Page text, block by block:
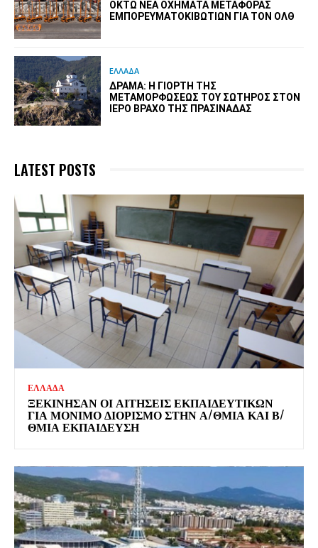
ΟΚΤΏ ΝΈΑ ΟΧΉΜΑΤΑ ΜΕΤΑΦΟΡΆΣ
ΕΜΠΟΡΕΥΜΑΤΟΚΙΒΩΤΊΩΝ ΓΙΑ ΤΟΝ ΟΛΘ
ΕΛΛΑΔΑ
ΔΡΆΜΑ: Η ΓΙΟΡΤΉ ΤΗΣ
ΜΕΤΑΜΟΡΦΏΣΕΩΣ ΤΟΥ ΣΩΤΉΡΟΣ ΣΤΟΝ
ΙΕΡΌ ΒΡΆΧΟ ΤΗΣ ΠΡΑΣΙΝΆΔΑΣ
LATEST POSTS
ΕΛΛΑΔΑ
ΞΕΚΊΝΗΣΑΝ ΟΙ ΑΙΤΉΣΕΙΣ ΕΚΠΑΙΔΕΥΤΙΚΏΝ
ΓΙΑ ΜΌΝΙΜΟ ΔΙΟΡΙΣΜΌ ΣΤΗΝ Α/ΘΜΙΑ ΚΑΙ Β/
ΘΜΙΑ ΕΚΠΑΊΔΕΥΣΗ